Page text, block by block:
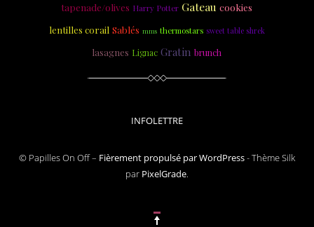
tapenade/olives Harry Potter Gateau cookies
lentilles corail Sablés mms thermostars sweet table shrek
lasagnes Lignac Gratin brunch
INFOLETTRE
© Papilles On Off – Fièrement propulsé par WordPress-Thème Silk
par PixelGrade.